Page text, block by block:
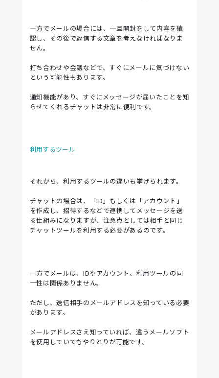
一方でメールの場合には、一旦開封をして内容を確
認し、その後で返信する文章を考えなければなりま
せん。
打ち合わせや会議などで、すぐにメールに気づけない
という可能性もあります。
通知機能があり、すぐにメッセージが届いたことを知
らせてくれるチャットは非常に便利です。
利用するツール
それから、利用するツールの違いも挙げられます。
チャットの場合は、「ID」もしくは「アカウント」
を作成し、招待するなどで連携してメッセージを送
る仕組みになりますが、注意点としては相手と同じ
チャットツールを利用する必要があるのです。
一方でメールは、IDやアカウント、利用ツールの同
一性は関係ありません。
ただし、送信相手のメールアドレスを知っている必要
があります。
メールアドレスさえ知っていれば、違うメールソフト
を使用していてもやりとりが可能です。